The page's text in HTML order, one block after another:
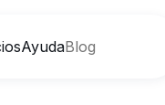
AyudaBlog